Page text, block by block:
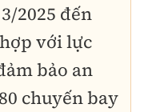
2025 đến
với lực
bảo an
chuyến bay